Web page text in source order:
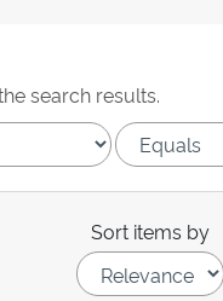
search results.
Sort items by